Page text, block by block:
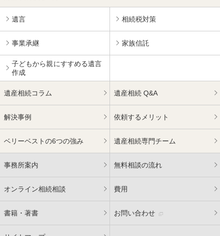
遺言 相続税対策
事業承継 家族信託
子どもから親にすすめる遺言
作成
遺産相続コラム 遺産相続 Q&A
解決事例 依頼するメリット
ベリーベストの6つの強み 遺産相続専門チーム
事務所案内 無料相談の流れ
オンライン相続相談 費用
書籍・著書 お問い合わせ